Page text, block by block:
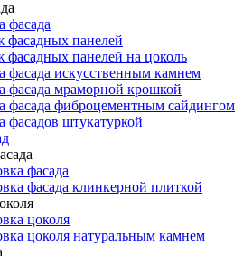
фасада
фасадных панелей
панелей на цоколь
фасада искусственным камнем
фасада мраморной крошкой
фасада фиброцементным сайдингом
фасадов штукатуркой
фасада
фасада клинкерной плиткой
цоколя
цоколя натуральным камнем